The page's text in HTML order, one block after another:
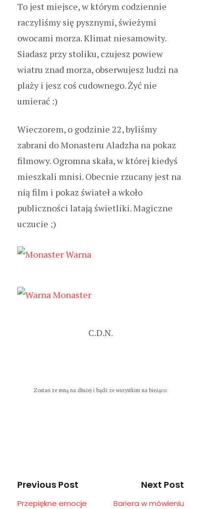
To jest miejsce, w którym codziennie
raczyliśmy się pysznymi, świeżymi
owocami morza. Klimat niesamowity.
Siadasz przy stoliku, czujesz powiew
wiatru znad morza, obserwujesz ludzi na
plaży i jesz coś cudownego. Żyć nie
umierać :)
Wieczorem, o godzinie 22, byliśmy
zabrani do Monasteru Aladzha na pokaz
filmowy. Ogromna skała, w której kiedyś
mieszkali mnisi. Obecnie rzucany jest na
nią film i pokaz świateł a wkoło
publiczności latają świetliki. Magiczne
uczucie ;)
C.D.N.
Zostań ze mną na dłużej i bądź ze wszystkim na bieżąco:
Previous Post
Przepiękne emocje
Next Post
Bariera w mówieniu